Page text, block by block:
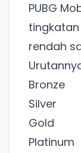
PUBG
rendah
Bronze
Silver
Gold
Platinum